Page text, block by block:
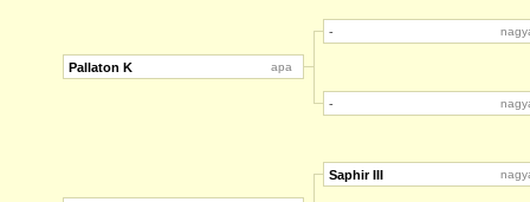
Pallaton K apa
-
-
Saphir III